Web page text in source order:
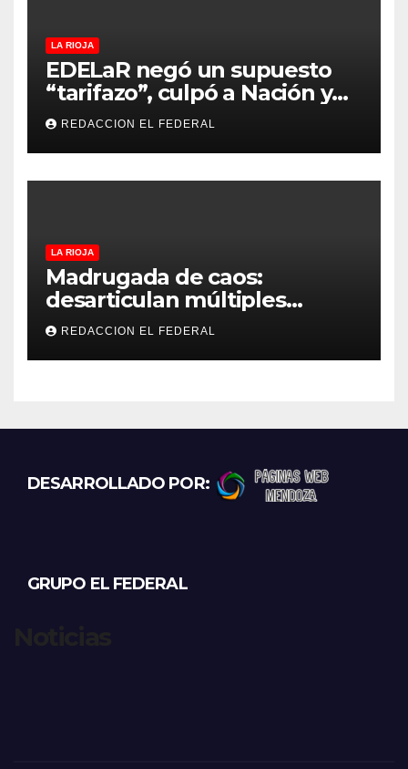
LA RIOJA
EDELaR negó un supuesto
“tarifazo”, culpó a Nación y
defendió los mecanismos de
medición: “la empresa
factura lo que lee, no lo que
estima”
REDACCION EL FEDERAL
LA RIOJA
Madrugada de caos:
desarticulan múltiples
“rodadas” y detienen a
motociclistas violentos
REDACCION EL FEDERAL
DESARROLLADO POR:
GRUPO EL FEDERAL